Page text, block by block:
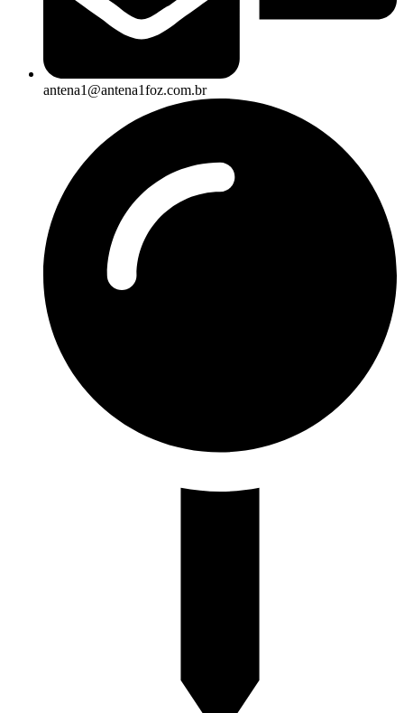
antena1@antena1foz.com.br